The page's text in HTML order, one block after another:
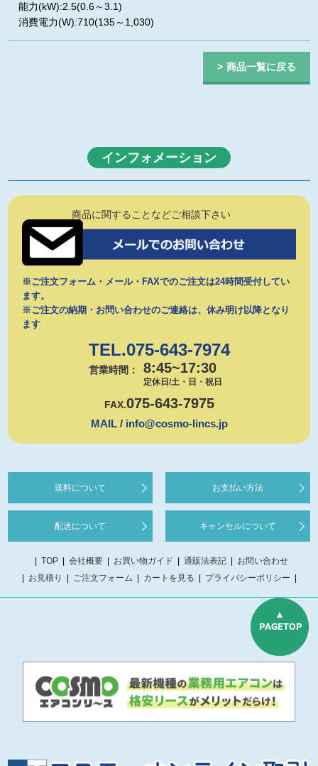
能力(kW):2.5(0.6～3.1)
消費電力(W):710(135～1,030)
商品一覧に戻る
インフォメーション
商品に関することなどご相談下さい
※ご注文フォーム・メール・FAXでのご注文は24時間受付してい
ます。
※ご注文の納期・お問い合わせのご連絡は、休み明け以降となり
ます
TEL.075-643-7974
営業時間： 8:45~17:30
定休日/土・日・祝日
FAX.075-643-7975
MAIL / info@cosmo-lincs.jp
送料について お支払い方法
配送について キャンセルについて
TOP 会社概要 お買い物ガイド 通販法表記
お問い合わせ
お見積り
ご注文フォーム カートを見る プライバシーポリシー